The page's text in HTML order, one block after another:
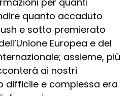
quanto accaduto
e sotto premierato
Europea e del
assieme, più
ai nostri
difficile e complessa era